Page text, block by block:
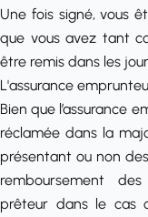
Une fois signé, vous
que vous avez tant
être remis dans les
L'assurance
Bien que l’assurance
réclamée dans la
présentant ou non
remboursement
prêteur dans le cas